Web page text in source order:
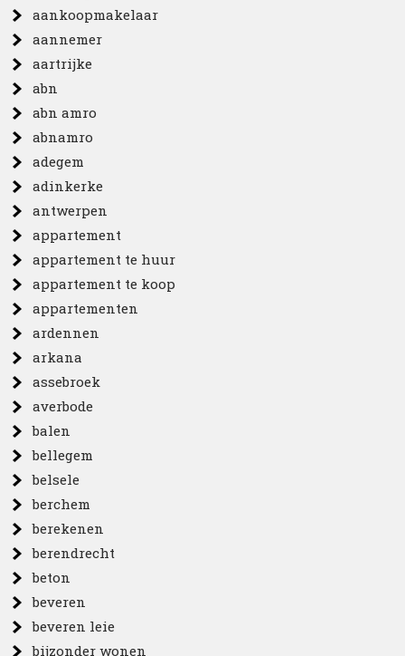
aankoopmakelaar
aannemer
aartrijke
abn
abn amro
abnamro
adegem
adinkerke
antwerpen
appartement
appartement te huur
appartement te koop
appartementen
ardennen
arkana
assebroek
averbode
balen
bellegem
belsele
berchem
berekenen
berendrecht
beton
beveren
beveren leie
bijzonder wonen